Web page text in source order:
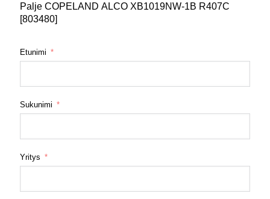
Palje COPELAND ALCO XB1019NW-1B R407C
[803480]
Etunimi
Sukunimi
Yritys